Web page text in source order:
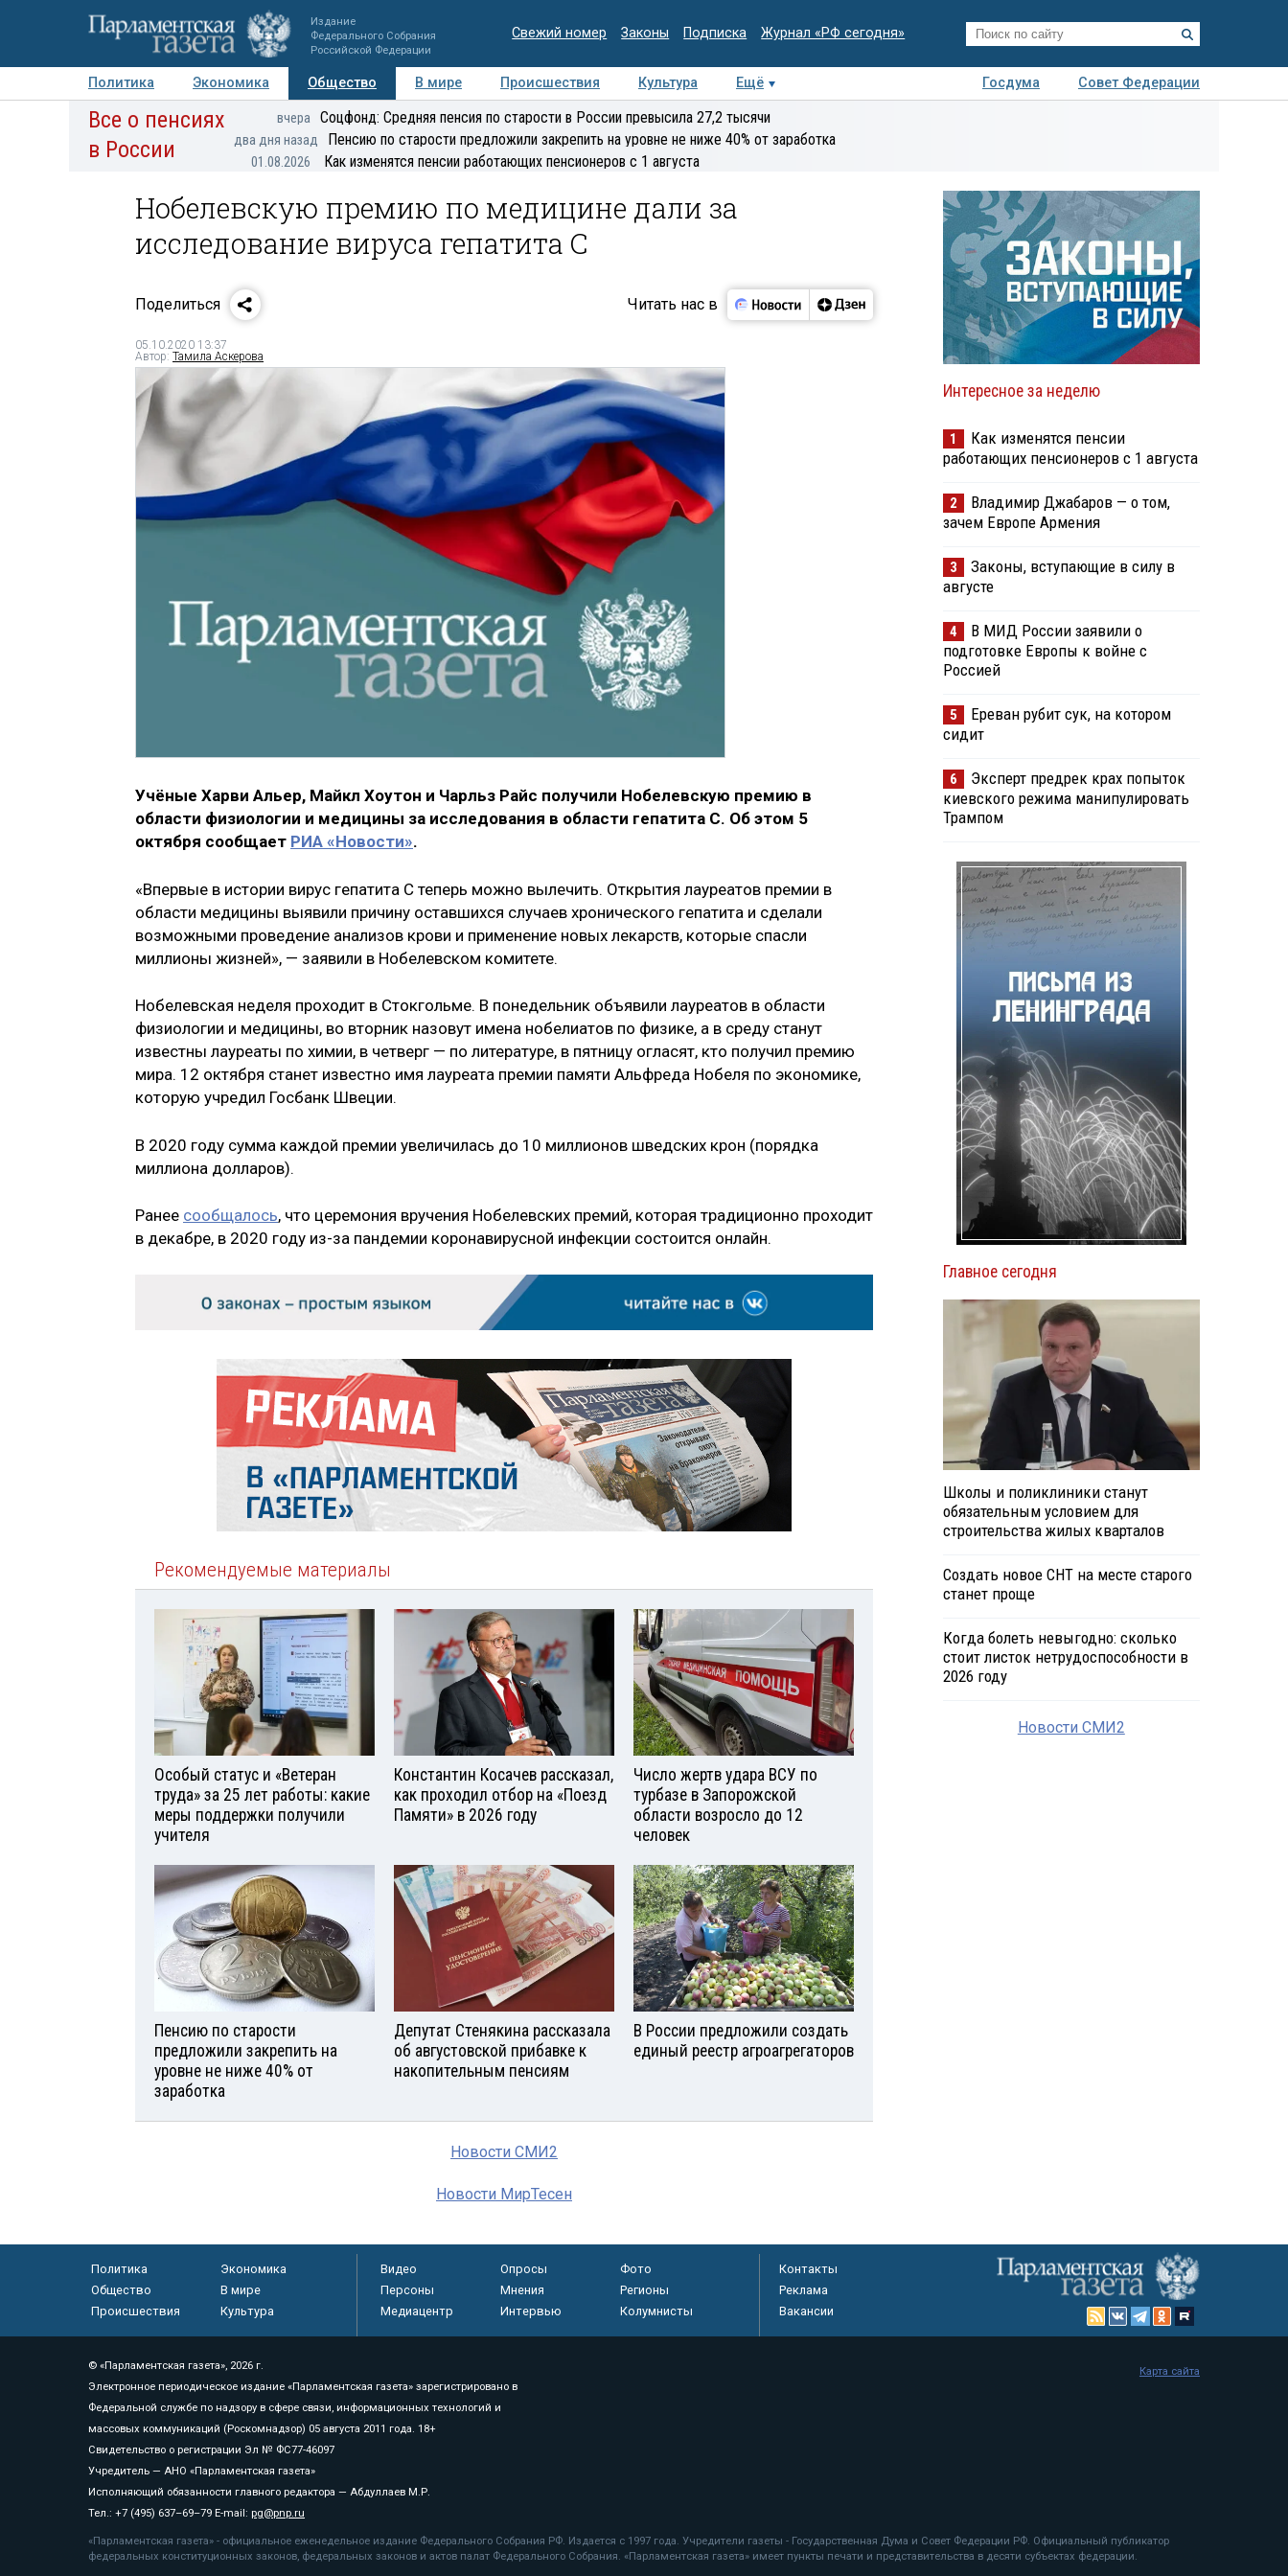
Издание
Федерального Собрания
Российской Федерации
Свежий номер Законы Подписка Журнал «РФ сегодня»
Политика Экономика Общество В мире Происшествия Культура Ещё Госдума
Совет Федерации
Авторы Персоны Мнения Регионы Медиацентр Интервью Колумнисты
экспертиза
Все о пенсиях
в России
вчера Соцфонд: Средняя пенсия по старости в России превысила 27,2 тысячи
два дня назад Пенсию по старости предложили закрепить на уровне не ниже 40% от заработка
01.08.2026 Как изменятся пенсии работающих пенсионеров с 1 августа
Нобелевскую премию по медицине дали за
исследование вируса гепатита С
Поделиться Читать нас в
05.10.2020 13:37
Автор: Тамила Аскерова
Учёные Харви Альер, Майкл Хоутон и Чарльз Райс получили Нобелевскую премию в
области физиологии и медицины за исследования в области гепатита С. Об этом 5
октября сообщает РИА «Новости».
«Впервые в истории вирус гепатита С теперь можно вылечить. Открытия лауреатов премии в
области медицины выявили причину оставшихся случаев хронического гепатита и сделали
возможными проведение анализов крови и применение новых лекарств, которые спасли
миллионы жизней», — заявили в Нобелевском комитете.
Нобелевская неделя проходит в Стокгольме. В понедельник объявили лауреатов в области
физиологии и медицины, во вторник назовут имена нобелиатов по физике, а в среду станут
известны лауреаты по химии, в четверг — по литературе, в пятницу огласят, кто получил премию
мира. 12 октября станет известно имя лауреата премии памяти Альфреда Нобеля по экономике,
которую учредил Госбанк Швеции.
В 2020 году сумма каждой премии увеличилась до 10 миллионов шведских крон (порядка
миллиона долларов).
Ранее сообщалось, что церемония вручения Нобелевских премий, которая традиционно проходит
в декабре, в 2020 году из-за пандемии коронавирусной инфекции состоится онлайн.
Рекомендуемые материалы
Особый статус и «Ветеран
труда» за 25 лет работы: какие
меры поддержки получили
учителя
Константин Косачев рассказал,
как проходил отбор на «Поезд
Памяти» в 2026 году
Число жертв удара ВСУ по
турбазе в Запорожской
области возросло до 12
человек
Пенсию по старости
предложили закрепить на
уровне не ниже 40% от
заработка
Депутат Стенякина рассказала
об августовской прибавке к
накопительным пенсиям
В России предложили создать
единый реестр агроагрегаторов
Новости СМИ2
Новости МирТесен
Интересное за неделю
1
Как изменятся пенсии
работающих пенсионеров с 1 августа
2
Владимир Джабаров — о том,
зачем Европе Армения
3
Законы, вступающие в силу в
августе
4
В МИД России заявили о
подготовке Европы к войне с
Россией
5
Ереван рубит сук, на котором
сидит
6
Эксперт предрек крах попыток
киевского режима манипулировать
Трампом
Главное сегодня
Школы и поликлиники станут
обязательным условием для
строительства жилых кварталов
Создать новое СНТ на месте старого
станет проще
Когда болеть невыгодно: сколько
стоит листок нетрудоспособности в
2026 году
Новости СМИ2
Политика
Экономика
Общество
В мире
Происшествия
Культура
Видео Опросы
Фото
Персоны
Мнения
Регионы
Медиацентр
Интервью Колумнисты
Контакты
Реклама
Вакансии
© «Парламентская газета», 2026 г.
Электронное периодическое издание «Парламентская газета» зарегистрировано в
Федеральной службе по надзору в сфере связи, информационных технологий и
массовых коммуникаций (Роскомнадзор) 05 августа 2011 года. 18+
Свидетельство о регистрации Эл № ФС77-46097
Учредитель — АНО «Парламентская газета»
Исполняющий обязанности главного редактора — Абдуллаев М.Р.
Тел.: +7 (495) 637–69–79 E-mail: pg@pnp.ru
«Парламентская газета» - официальное еженедельное издание Федерального Собрания РФ. Издается с 1997 года. Учредители газеты - Государственная Дума и Совет Федерации РФ. Официальный публикатор
федеральных конституционных законов, федеральных законов и актов палат Федерального Собрания. «Парламентская газета» имеет пункты печати и представительства в десяти субъектах федерации.
Карта сайта